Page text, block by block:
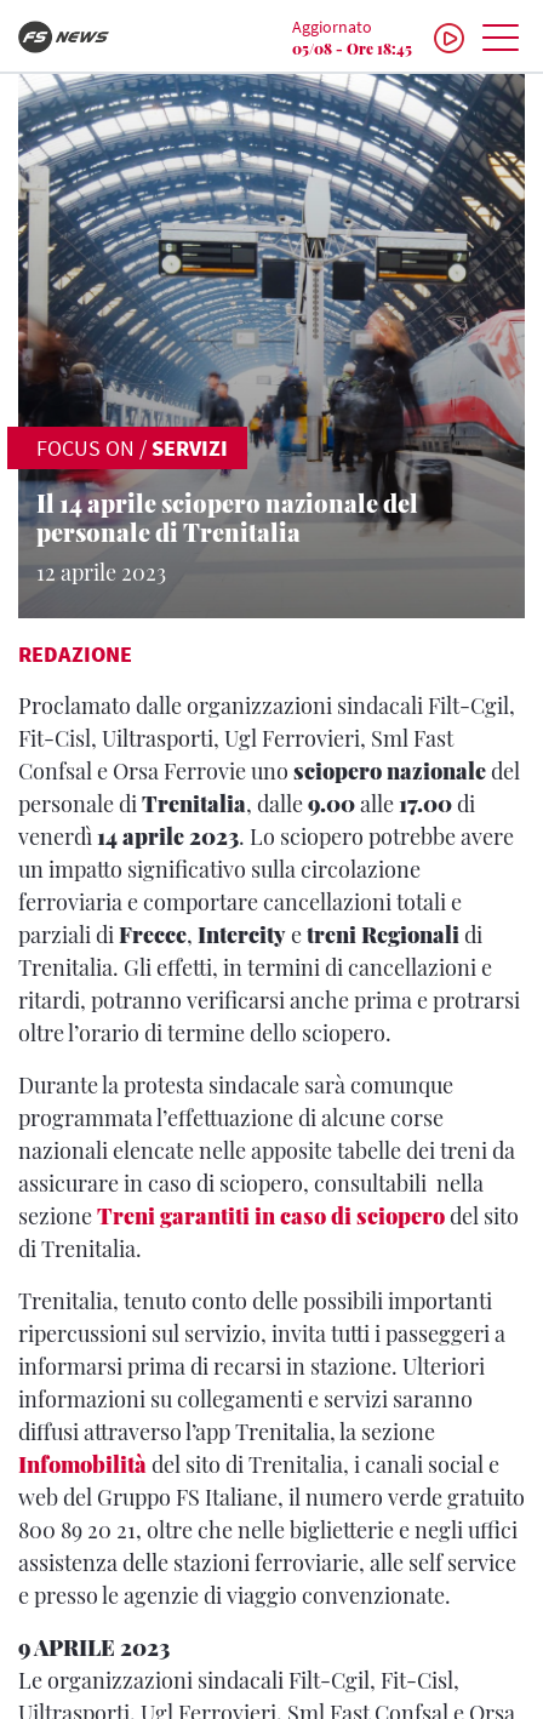
Aggiornato
05/08 - Ore 18:45
FOCUS ON /SERVIZI
Il 14 aprile sciopero nazionale del
personale di Trenitalia
12 aprile 2023
REDAZIONE
Proclamato dalle organizzazioni sindacali Filt-Cgil,
Fit-Cisl, Uiltrasporti, Ugl Ferrovieri, Sml Fast
Confsal e Orsa Ferrovie uno sciopero nazionaledel
personale diTrenitalia, dalle9.00alle17.00di
venerdì14 aprile 2023. Lo sciopero potrebbe avere
un impatto significativo sulla circolazione
ferroviaria e comportare cancellazioni totali e
parziali diFrecce, Intercityetreni Regionalidi
Trenitalia. Gli effetti, in termini di cancellazioni e
ritardi, potranno verificarsi anche prima e protrarsi
oltre l’orario di termine dello sciopero.
Durante la protesta sindacale sarà comunque
programmata l’effettuazione di alcune corse
nazionali elencate nelle apposite tabelle dei treni da
assicurare in caso di sciopero, consultabili nella
sezioneTreni garantiti in caso di scioperodel sito
di Trenitalia.
Trenitalia, tenuto conto delle possibili importanti
ripercussioni sul servizio, invita tutti i passeggeri a
informarsi prima di recarsi in stazione. Ulteriori
informazioni su collegamenti e servizi saranno
diffusi attraverso l’app Trenitalia, la sezione
Infomobilitàdel sito di Trenitalia, i canali social e
web del Gruppo FS Italiane, il numero verde gratuito
800 89 20 21, oltre che nelle biglietterie e negli uffici
assistenza delle stazioni ferroviarie, alle self service
e presso le agenzie di viaggio convenzionate.
9 APRILE 2023
Le organizzazioni sindacali Filt-Cgil, Fit-Cisl,
Uiltrasporti, Ugl Ferrovieri, Sml Fast Confsal e Orsa